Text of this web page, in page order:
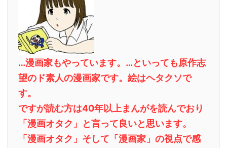
…漫画家もやっています。…といっても原作志
望のド素人の漫画家です。絵はヘタクソで
す。
ですが読む方は40年以上まんがを読んでおり
「漫画オタク」と言って良いと思います。
「漫画オタク」そして「漫画家」の視点で感